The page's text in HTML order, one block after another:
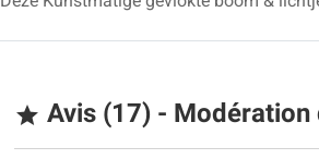
 Avis (17) - Modération